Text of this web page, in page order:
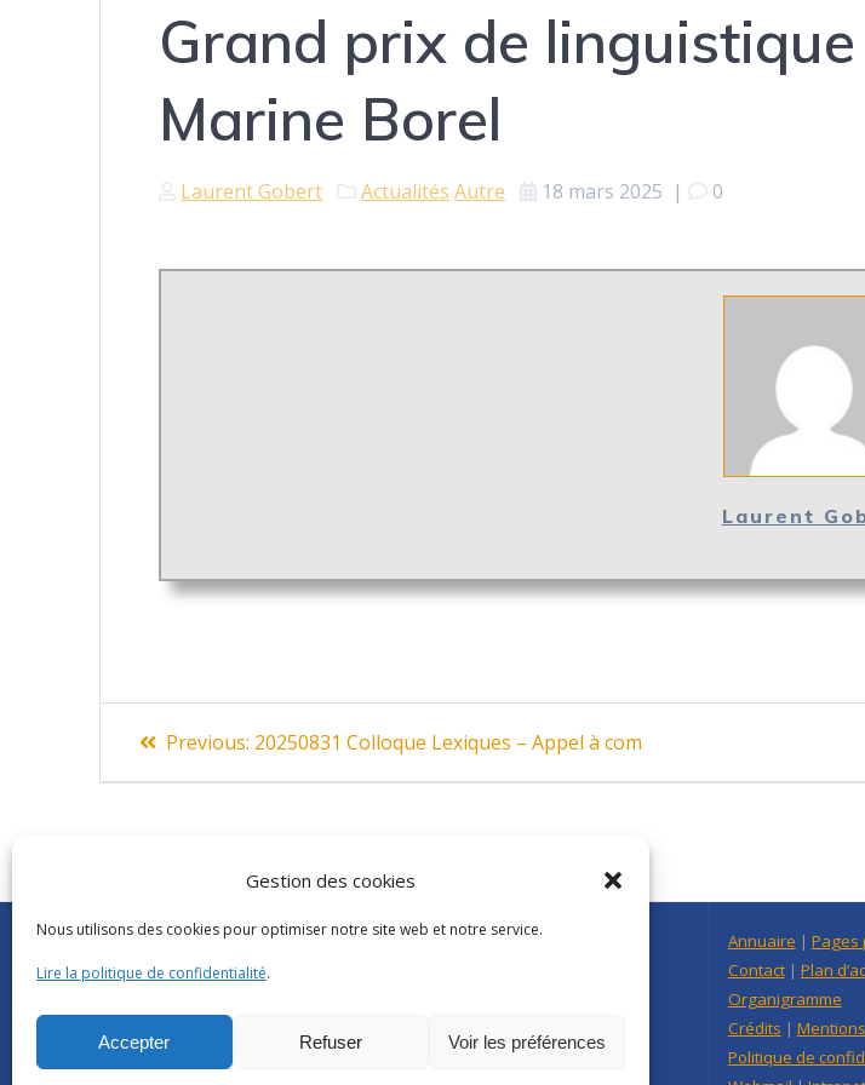
Gestion des cookies
Nous utilisons des cookies pour optimiser notre site web et notre service.
Lire la politique de confidentialité.
Accepter Refuser Voir les préférences
Grand prix de
Marine Borel
Laurent Gobert Actualités Autre 18 mars 2025 | 0
Laurent
Navigation
de
Previous: Previous
20250831 Colloque Lexiques – Appel à com
Abonnements Frantext
Séminaires ATILF
Glossaire
CNRS|Délégation Centre Est
Annuaire | Pages
Contact| Plan
Organigramme
Crédits |
Politique de